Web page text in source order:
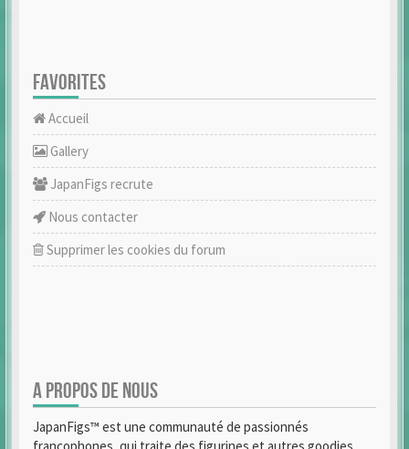
FAVORITES
Accueil
Gallery
JapanFigs recrute
Nous contacter
Supprimer les cookies du forum
A PROPOS DE NOUS
JapanFigs™ est une communauté de passionnés